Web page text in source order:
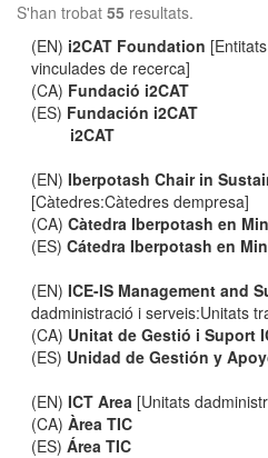
S'han trobat 55 resultats.
(EN) i2CAT Foundation
vinculades de recerca]
(CA) Fundació i2CAT
(ES) Fundación i2CAT
i2CAT
(EN)Iberpotash Chair in
[Càtedres:Càtedres dempresa]
(CA)Càtedra Iberpotash en
(ES)Cátedra Iberpotash en
(EN)ICE-IS Management and
dadministració i serveis:Unitats
(CA) Unitat de Gestió i Suport
(ES) Unidad de Gestión y
(EN)ICT Area [Unitats
(CA)Àrea TIC
(ES)Área TIC